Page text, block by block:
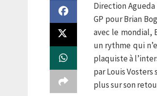
Direction
GP pour Brian
avec le mondial,
un rythme qui
plaquiste à
par Louis
plus sur son